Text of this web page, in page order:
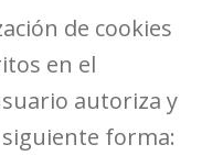
de cookies
en el
autoriza y
forma: